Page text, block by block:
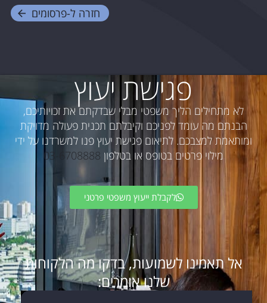
חזרה ל-פרסומים
פגישת יעוץ
לא מתחילים הליך משפטי מבלי שבדקתם את זכויותיכם,
הבנתם מה עומד לפניכם וקיבלתם תכנית פעולה מדויקת
ומותאמת למצבכם. לתיאום פגישת יעוץ פנו למשרדנו על ידי
מילוי פרטים בטופס או בטלפון 03-6708888
לקבלת ייעוץ משפטי פרטני
אל תאמינו לשמועות, בדקו מה הלקוחות
שלנו אומרים: